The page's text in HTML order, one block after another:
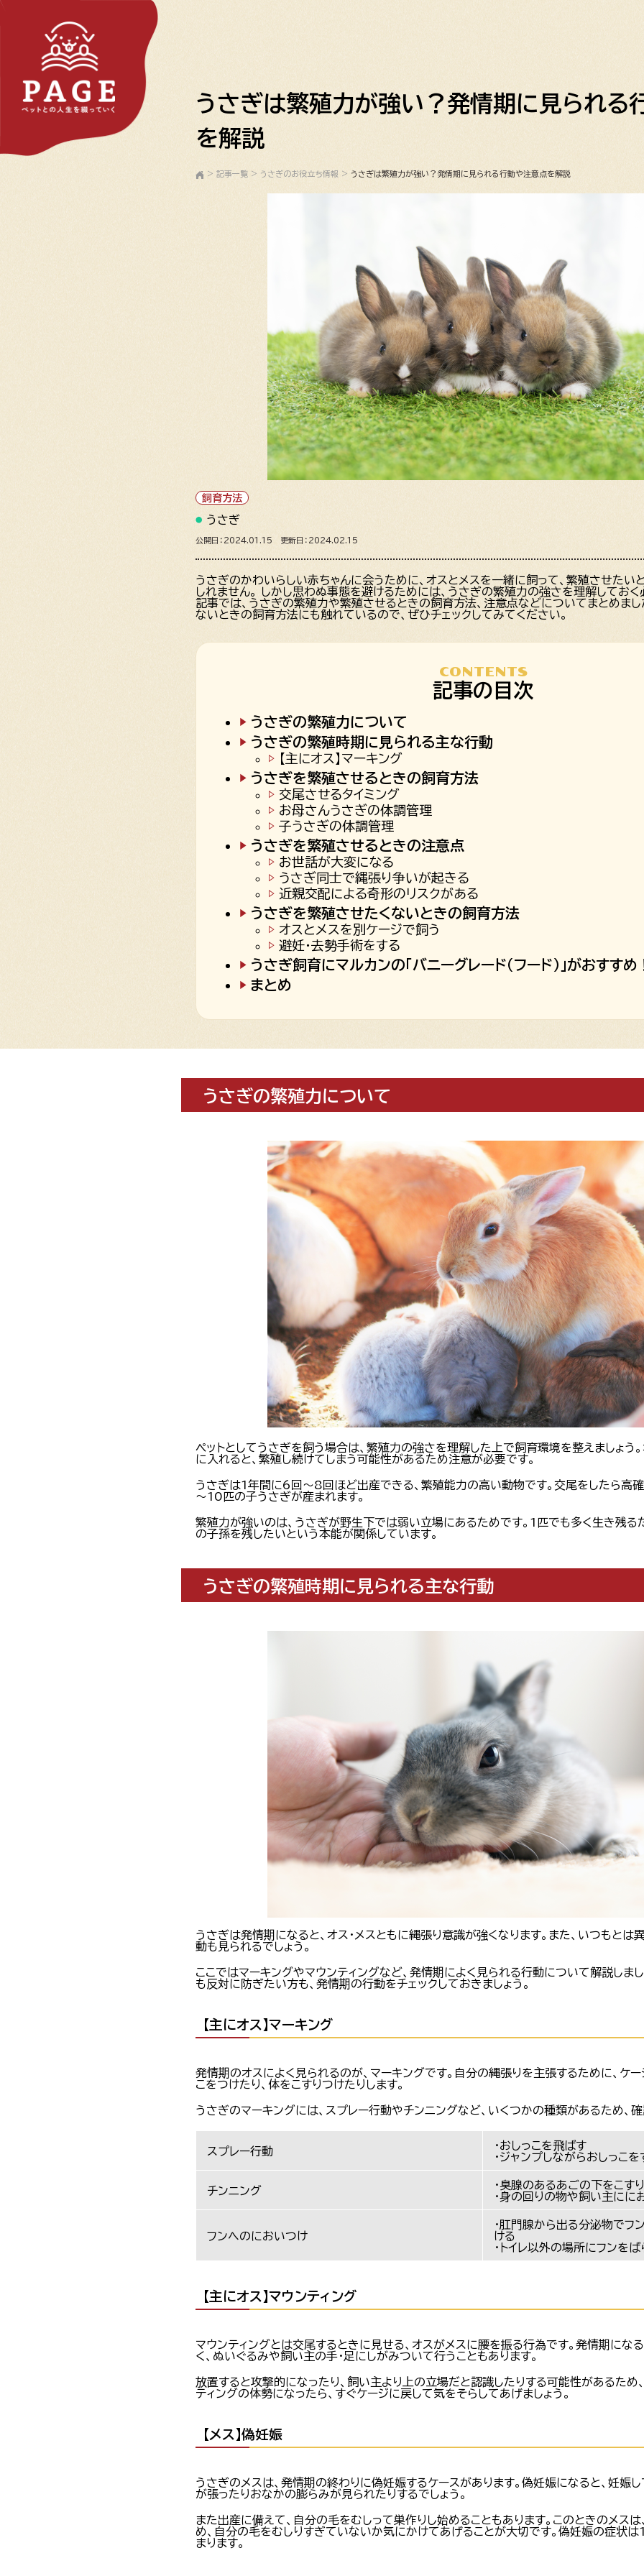
うさぎは繁殖力が強い？発情期に見られる
を解説
> 記事一覧 > うさぎのお役立ち情報 > うさぎは繁殖力が強い？発情期に見られる行動や注意点を解説
飼育方法
うさぎ
公開日：2024.01.15 更新日：2024.02.15
うさぎのかわいらしい赤ちゃんに会うために、オスとメスを一緒に飼って、繁殖させたい
しれません。 しかし思わぬ事態を避けるためには、うさぎの繁殖力の強さを理解しておく
記事では、うさぎの繁殖力や繁殖させるときの飼育方法、注意点などについてまとめま
ないときの飼育方法にも触れているので、ぜひチェックしてみてください。
CONTENTS
記事の目次
うさぎの繁殖力について
うさぎの繁殖時期に見られる主な行動
【主にオス】マーキング
うさぎを繁殖させるときの飼育方法
交尾させるタイミング
お母さんうさぎの体調管理
子うさぎの体調管理
うさぎを繁殖させるときの注意点
お世話が大変になる
うさぎ同士で縄張り争いが起きる
近親交配による奇形のリスクがある
うさぎを繁殖させたくないときの飼育方法
オスとメスを別ケージで飼う
避妊・去勢手術をする
うさぎ飼育にマルカンの「バニーグレード（フード）」がおすすめ
まとめ
うさぎの繁殖力について
ペットとしてうさぎを飼う場合は、繁殖力の強さを理解した上で飼育環境を整えましょう
に入れると、繁殖し続けてしまう可能性があるため注意が必要です。
うさぎは1年間に6回～8回ほど出産できる、繁殖能力の高い動物です。交尾をしたら高
～10匹の子うさぎが産まれます。
繁殖力が強いのは、うさぎが野生下では弱い立場にあるためです。1匹でも多く生き残る
の子孫を残したいという本能が関係しています。
うさぎの繁殖時期に見られる主な行動
うさぎは発情期になると、オス・メスともに縄張り意識が強くなります。また、いつもとは
動も見られるでしょう。
ここではマーキングやマウンティングなど、発情期によく見られる行動について解説しま
も反対に防ぎたい方も、発情期の行動をチェックしておきましょう。
【主にオス】マーキング
発情期のオスによく見られるのが、マーキングです。自分の縄張りを主張するために、ケ
こをつけたり、体をこすりつけたりします。
うさぎのマーキングには、スプレー行動やチンニングなど、いくつかの種類があるため、確
スプレー行動
・おしっこを飛ばす
・ジャンプしながらおしっこを
チンニング
・臭腺のあるあごの下をこす
・身の回りの物や飼い主にに
フンへのにおいつけ
・肛門腺から出る分泌物でフ
ける
・トイレ以外の場所にフンをば
【主にオス】マウンティング
マウンティングとは交尾するときに見せる、オスがメスに腰を振る行為です。発情期にな
く、ぬいぐるみや飼い主の手・足にしがみついて行うこともあります。
放置すると攻撃的になったり、飼い主より上の立場だと認識したりする可能性があるため
ティングの体勢になったら、すぐケージに戻して気をそらしてあげましょう。
【メス】偽妊娠
うさぎのメスは、発情期の終わりに偽妊娠するケースがあります。偽妊娠になると、妊娠
が張ったりおなかの膨らみが見られたりするでしょう。
また出産に備えて、自分の毛をむしって巣作りし始めることもあります。このときのメス
め、自分の毛をむしりすぎていないか気にかけてあげることが大切です。偽妊娠の症状
まります。